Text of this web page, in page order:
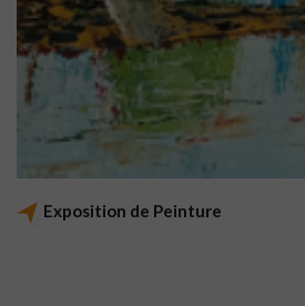
Exposition de Peinture